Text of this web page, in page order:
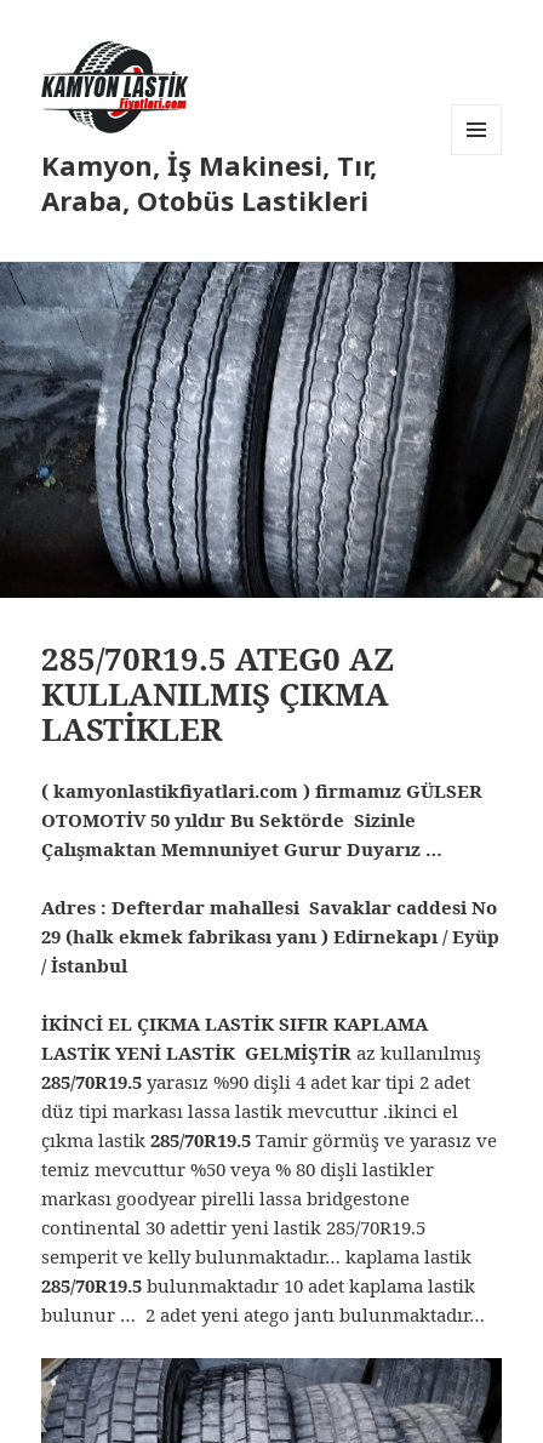
Kamyon, İş Makinesi, Tır,
Araba, Otobüs Lastikleri
285/70R19.5 ATEG0 AZ
KULLANILMIŞ ÇIKMA
LASTİKLER
( kamyonlastikfiyatlari.com ) firmamız GÜLSER
OTOMOTİV 50 yıldır Bu Sektörde Sizinle
Çalışmaktan Memnuniyet Gurur Duyarız …
Adres : Defterdar mahallesi Savaklar caddesi No
29 (halk ekmek fabrikası yanı ) Edirnekapı / Eyüp
/ İstanbul
İKİNCİ EL ÇIKMA LASTİK SIFIR KAPLAMA
LASTİK YENİ LASTİK GELMİŞTİRaz kullanılmış
285/70R19.5yarasız %90 dişli 4 adet kar tipi 2 adet
düz tipi markası lassa lastik mevcuttur .ikinci el
çıkma lastik285/70R19.5Tamir görmüş ve yarasız ve
temiz mevcuttur %50 veya % 80 dişli lastikler
markası goodyear pirelli lassa bridgestone
continental 30 adettir yeni lastik 285/70R19.5
semperit ve kelly bulunmaktadır… kaplama lastik
285/70R19.5 bulunmaktadır 10 adet kaplama lastik
bulunur … 2 adet yeni atego jantı bulunmaktadır…